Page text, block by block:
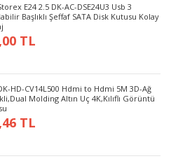
E24 2.5 DK-AC-DSE24U3 Usb 3
Başlıklı Şeffaf SATA Disk Kutusu Kolay
TL
HD-CV14L500 Hdmi to Hdmi 5M 3D-Ağ
Molding Altın Uç 4K,Kılıflı Görüntü
TL